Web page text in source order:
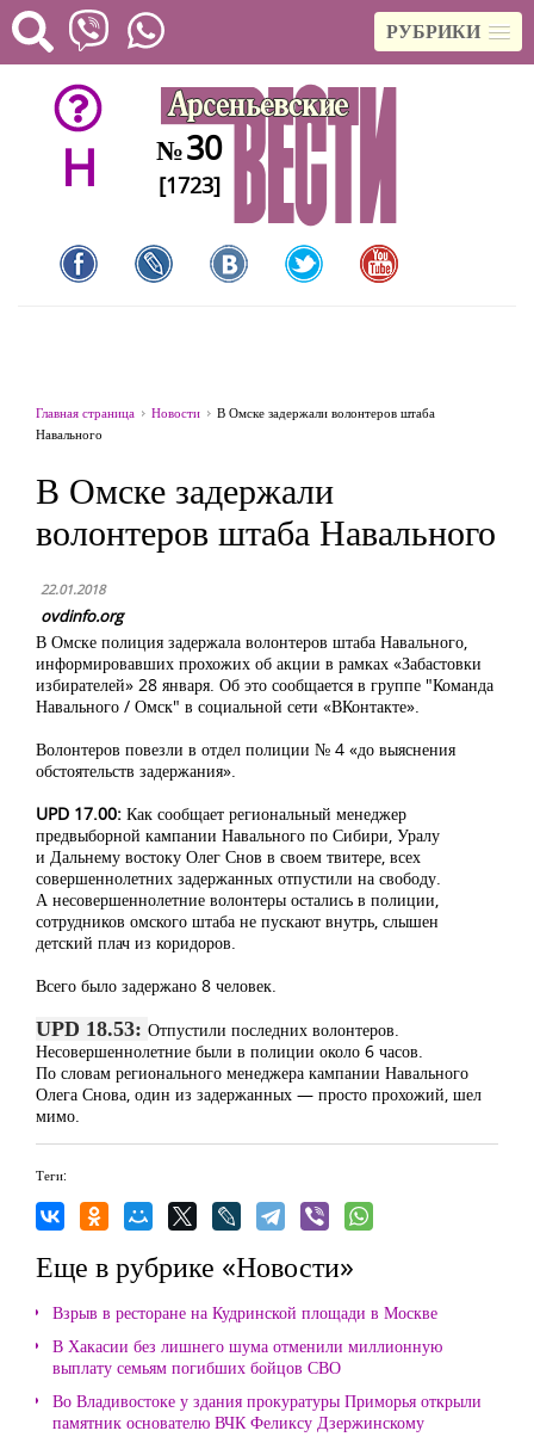
РУБРИКИ
H №30
[1723]
Главная страница Новости
В Омске задержали волонтеров штаба
Навального
В Омске задержали
волонтеров штаба Навального
22.01.2018
ovdinfo.org
В Омске полиция задержала волонтеров штаба Навального,
информировавших прохожих об акции в рамках «Забастовки
избирателей» 28 января. Об это сообщается в группе "Команда
Навального / Омск" в социальной сети «ВКонтакте».
Волонтеров повезли в отдел полиции № 4 «до выяснения
обстоятельств задержания».
UPD 17.00: Как сообщает региональный менеджер
предвыборной кампании Навального по Сибири, Уралу
и Дальнему востоку Олег Снов в своем твитере, всех
совершеннолетних задержанных отпустили на свободу.
А несовершеннолетние волонтеры остались в полиции,
сотрудников омского штаба не пускают внутрь, слышен
детский плач из коридоров.
Всего было задержано 8 человек.
UPD 18.53: Отпустили последних волонтеров.
Несовершеннолетние были в полиции около 6 часов.
По словам регионального менеджера кампании Навального
Олега Снова, один из задержанных — просто прохожий, шел
мимо.
Теги:
Еще в рубрике «Новости»
Взрыв в ресторане на Кудринской площади в Москве
В Хакасии без лишнего шума отменили миллионную
выплату семьям погибших бойцов СВО
Во Владивостоке у здания прокуратуры Приморья открыли
памятник основателю ВЧК Феликсу Дзержинскому